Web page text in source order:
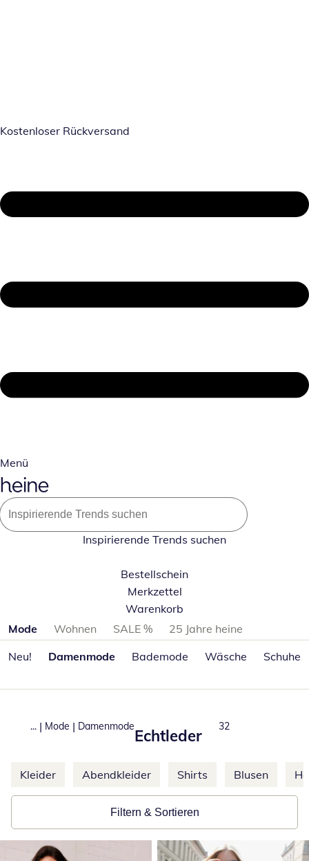
Kostenloser Rückversand
Menü
Inspirierende Trends suchen
Bestellschein
Merkzettel
Warenkorb
Produktkategorien überspringen
Mode Wohnen SALE %
25 Jahre heine
Neu!
Damenmode Bademode Wäsche Schuhe
... | Mode | Damenmode
Echtleder
Total number of
32
Weitere Kategorien überspringen
Kleider Abendkleider Shirts Blusen
Filtern & Sortieren